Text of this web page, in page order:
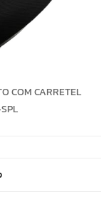
COM CARRETEL